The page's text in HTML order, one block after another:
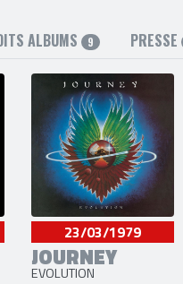
ALBUMS 9 PRESSE
23/03/1979
JOURNEY
EVOLUTION